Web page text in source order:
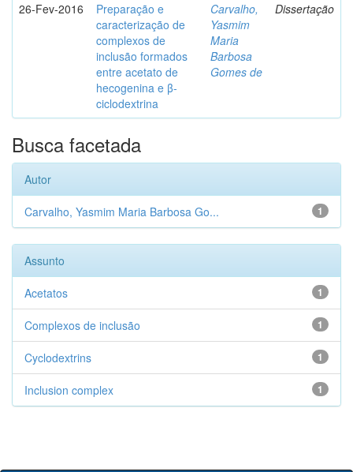
26-Fev-2016
Preparação e
caracterização de
complexos de
inclusão formados
entre acetato de
hecogenina e β-
ciclodextrina
Carvalho,
Yasmim
Maria
Barbosa
Gomes de
Dissertação
Busca facetada
Autor
1
Carvalho, Yasmim Maria Barbosa Go...
Assunto
1
Acetatos
1
Complexos de inclusão
1
Cyclodextrins
1
Inclusion complex